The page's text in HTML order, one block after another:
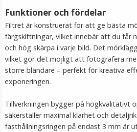
JJC rengöringskit 4-i-1 för
Funktioner och fördelar
Filtret är konstruerat för att ge bästa
färgskiftningar, vilket innebär att du får
och hög skärpa i varje bild. Det
vilket gör det möjligt att fotografera
större bländare – perfekt för kreativa
exponeringen.
Tillverkningen bygger på högkvalitativt
säkerställer maximal klarhet och
fasthållningsringen på endast 3 mm är